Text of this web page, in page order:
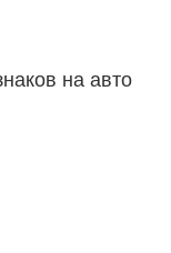
на авто